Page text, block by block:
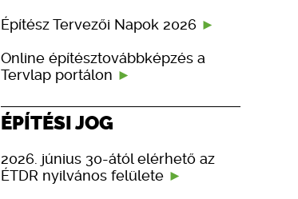
Építész Tervezői Napok 2026
Online építésztovábbképzés a
Tervlap portálon
ÉPÍTÉSI JOG
2026. június 30-ától elérhető az
ÉTDR nyilvános felülete